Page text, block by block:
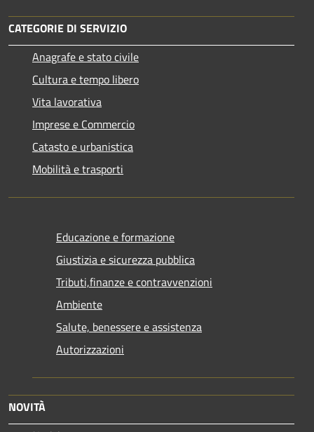
CATEGORIE DI SERVIZIO
Anagrafe e stato civile
Cultura e tempo libero
Vita lavorativa
Imprese e Commercio
Catasto e urbanistica
Mobilità e trasporti
Educazione e formazione
Giustizia e sicurezza pubblica
Tributi,finanze e contravvenzioni
Ambiente
Salute, benessere e assistenza
Autorizzazioni
NOVITÀ